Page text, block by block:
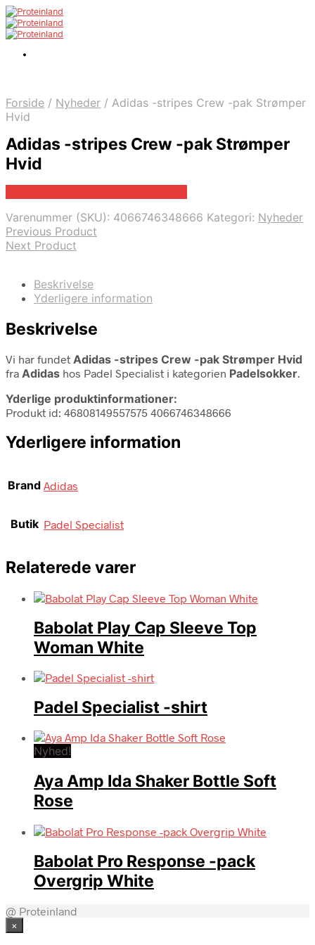
Forside / Nyheder / Adidas -stripes Crew -pak Strømper
Hvid
Adidas -stripes Crew -pak Strømper
Hvid
Varenummer (SKU): 4066746348666 Kategori: Nyheder
Previous Product
Next Product
Beskrivelse
Yderligere information
Beskrivelse
Vi har fundet Adidas -stripes Crew -pak Strømper Hvid
fra Adidas hos Padel Specialist i kategorien Padelsokker.
Yderlige produktinformationer:
Produkt id: 46808149557575 4066746348666
Yderligere information
Brand Adidas
Butik Padel Specialist
Relaterede varer
Babolat Play Cap Sleeve Top
Woman White
Padel Specialist -shirt
Nyhed!
Aya Amp Ida Shaker Bottle Soft
Rose
Babolat Pro Response -pack
Overgrip White
@ Proteinland
×